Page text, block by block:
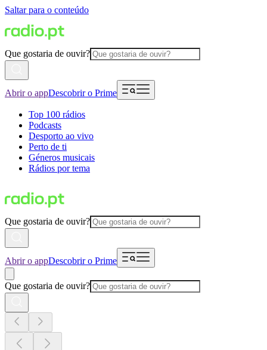
Saltar para o conteúdo
Que gostaria de ouvir?
Abrir o appDescobrir o Prime
Top 100 rádios
Podcasts
Desporto ao vivo
Perto de ti
Géneros musicais
Rádios por tema
Que gostaria de ouvir?
Abrir o appDescobrir o Prime
Que gostaria de ouvir?